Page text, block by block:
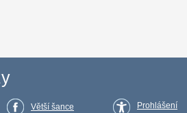
Větší šance
Prohlášení